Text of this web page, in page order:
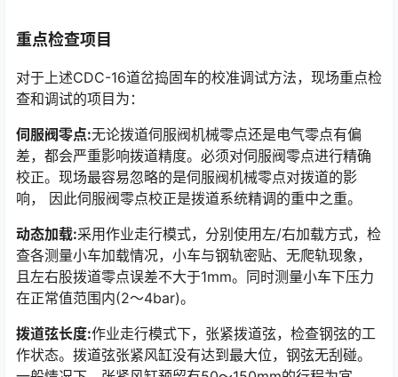
重点检查项目
对于上述CDC-16道岔捣固车的校准调试方法，现场重点检
查和调试的项目为：
伺服阀零点:无论拨道伺服阀机械零点还是电气零点有偏
差，都会严重影响拨道精度。必须对伺服阀零点进行精确
校正。现场最容易忽略的是伺服阀机械零点对拨道的影
响， 因此伺服阀零点校正是拨道系统精调的重中之重。󠅅󠅃󠄵󠅂󠄪󠇖󠆨󠆨󠇕󠆞󠆒󠅬󠇘󠆭󠆘󠇙󠆝󠅵󠇗󠆭󠆁󠄐󠇗󠅹󠅸󠇖󠆍󠅳󠇖󠅹󠅰󠇖󠆌󠅹
动态加载:采用作业走行模式，分别使用左/右加载方式，检
查各测量小车加载情况，小车与钢轨密贴、无爬轨现象，
且左右股拨道零点误差不大于1mm。同时测量小车下压力
在正常值范围内(2～4bar)。󠅅󠅃󠄵󠅂󠄪󠇖󠆨󠆨󠇕󠆞󠆒󠅬󠇘󠆭󠆘󠇙󠆝󠅵󠇗󠆭󠆁󠄐󠇗󠅹󠅸󠇖󠆍󠅳󠇖󠅹󠅰󠇖󠆌󠅹
拨道弦长度:作业走行模式下，张紧拨道弦，检查钢弦的工
作状态。拨道弦张紧风缸没有达到最大位，钢弦无刮碰。